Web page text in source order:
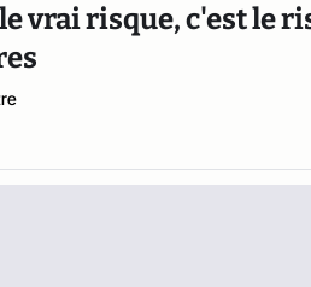
vrai risque, c'est le